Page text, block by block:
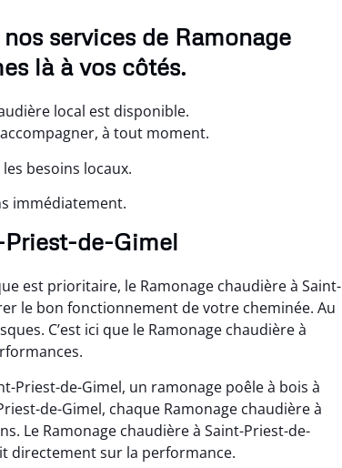
services de Ramonage
là à vos côtés.
local est disponible.
à tout moment.
besoins locaux.
immédiatement.
de-Gimel
est prioritaire, le Ramonage chaudière à Saint-
le bon fonctionnement de votre cheminée. Au
C’est ici que le Ramonage chaudière à
Priest-de-Gimel, un ramonage poêle à bois à
de-Gimel, chaque Ramonage chaudière à
Le Ramonage chaudière à Saint-Priest-de-
directement sur la performance.